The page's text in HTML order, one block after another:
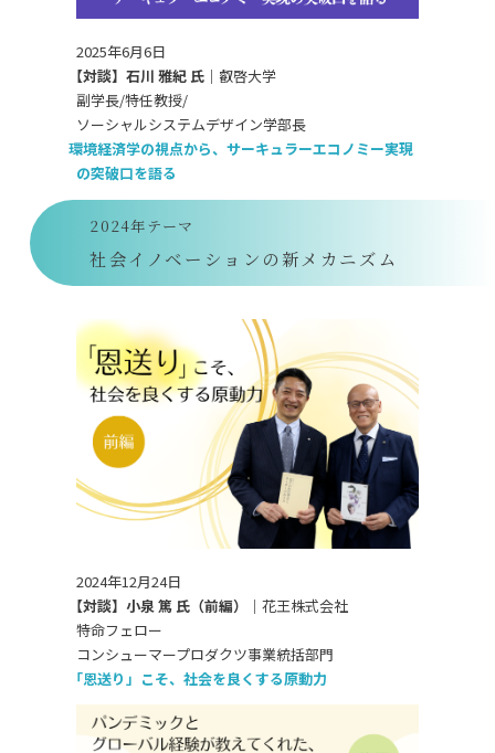
2025年6月6日
【対談】石川 雅紀 氏｜叡啓大学
副学長/特任教授/
ソーシャルシステムデザイン学部長
環境経済学の視点から、サーキュラーエコノミー実現
の突破口を語る
2024年テーマ
社会イノベーションの新メカニズム
2024年12月24日
【対談】小泉 篤 氏（前編）｜花王株式会社
特命フェロー
コンシューマープロダクツ事業統括部門
「恩送り」こそ、社会を良くする原動力